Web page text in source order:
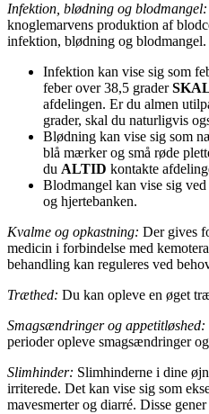
Infektion, blødning og blodmangel:
knoglemarvens produktion af
infektion, blødning og blodmangel.
Infektion kan vise sig som
feber over 38,5 grader
afdelingen. Er du almen
grader, skal du naturligvis
Blødning kan vise sig som
blå mærker og små røde
du ALTID kontakte
Blodmangel kan vise sig
og hjertebanken.
Kvalme og opkastning: Der gives
medicin i forbindelse med
behandling kan reguleres ved
Træthed: Du kan opleve en øget
Smagsændringer og appetitløshed:
perioder opleve smagsændringer
Slimhinder: Slimhinderne i dine
irriterede. Det kan vise sig som
mavesmerter og diarré. Disse